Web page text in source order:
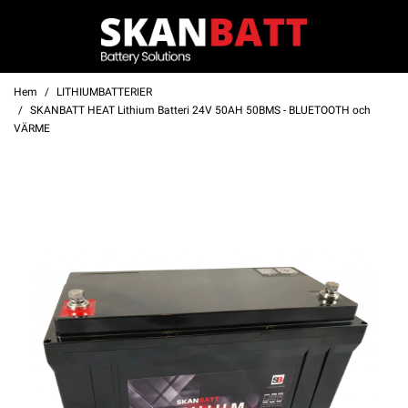
Hem
LITHIUMBATTERIER
SKANBATT HEAT Lithium Batteri 24V 50AH 50BMS - BLUETOOTH och
VÄRME